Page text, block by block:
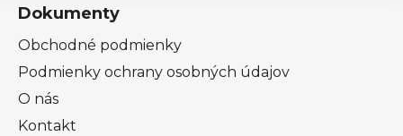
Dokumenty
Obchodné podmienky
Podmienky ochrany osobných údajov
O nás
Kontakt